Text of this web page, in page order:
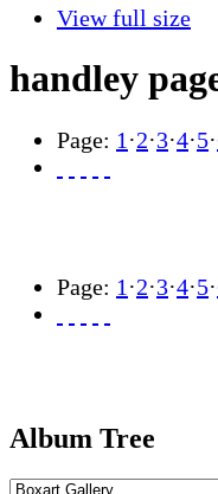
View full size
handley
Page: 1 ·2·3·4·5·
Page: 1 ·2·3·4·5·
Album Tree